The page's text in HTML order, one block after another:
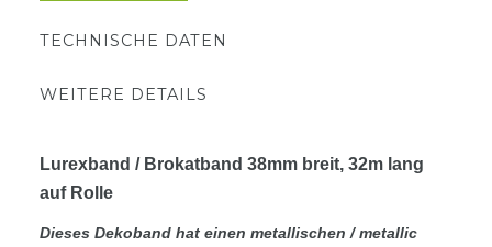
TECHNISCHE DATEN
WEITERE DETAILS
Lurexband / Brokatband 38mm breit, 32m lang
auf Rolle
Dieses Dekoband hat einen metallischen / metallic